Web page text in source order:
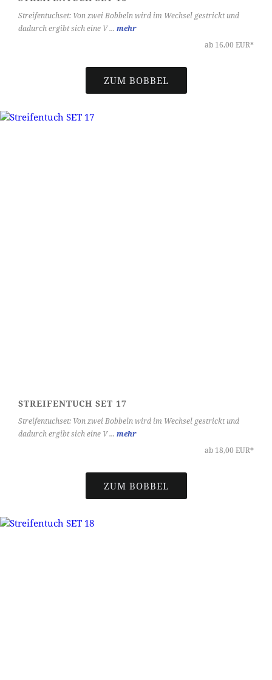
Streifentuchset: Von zwei Bobbeln wird im Wechsel gestrickt und
dadurch ergibt sich eine V ... mehr
ab 16,00 EUR*
ZUM BOBBEL
STREIFENTUCH SET 17
Streifentuchset: Von zwei Bobbeln wird im Wechsel gestrickt und
dadurch ergibt sich eine V ... mehr
ab 18,00 EUR*
ZUM BOBBEL